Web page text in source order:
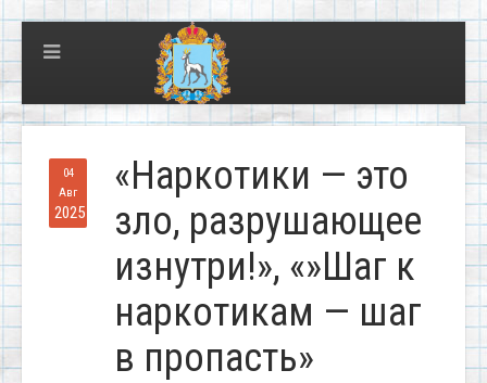
04
Авг
2025
«Наркотики — это
зло, разрушающее
изнутри!», «»Шаг к
наркотикам — шаг
в пропасть»